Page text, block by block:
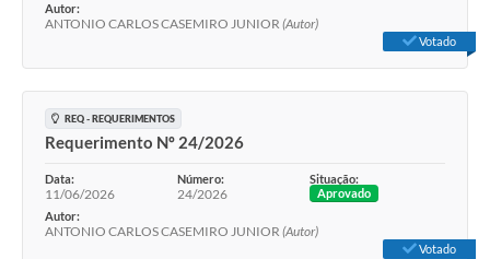
Autor:
ANTONIO CARLOS CASEMIRO JUNIOR (Autor)
Votado
REQ - REQUERIMENTOS
Requerimento Nº 24/2026
Data:
11/06/2026
Número:
24/2026
Situação:
Aprovado
Autor:
ANTONIO CARLOS CASEMIRO JUNIOR (Autor)
Votado